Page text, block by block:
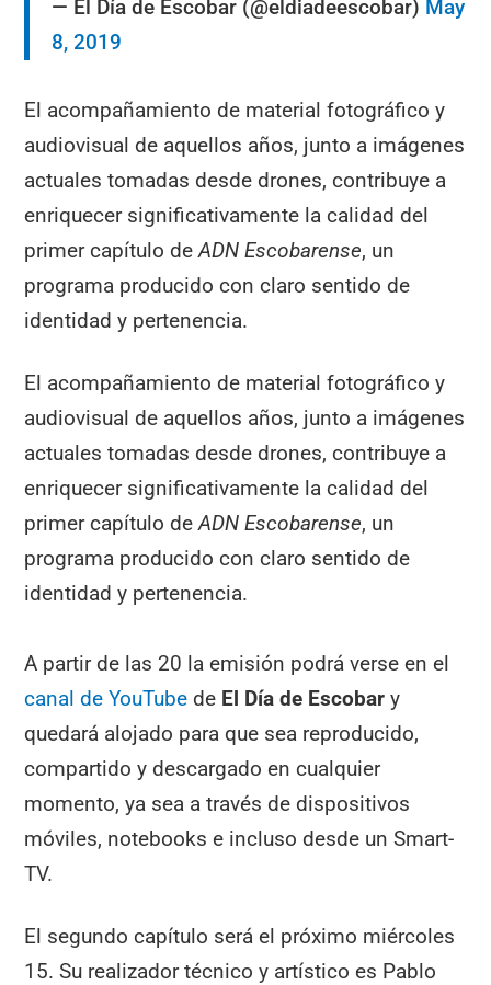
— El Día de Escobar (@eldiadeescobar) May
8, 2019
El acompañamiento de material fotográfico y
audiovisual de aquellos años, junto a imágenes
actuales tomadas desde drones, contribuye a
enriquecer significativamente la calidad del
primer capítulo deADN Escobarense, un
programa producido con claro sentido de
identidad y pertenencia.
El acompañamiento de material fotográfico y
audiovisual de aquellos años, junto a imágenes
actuales tomadas desde drones, contribuye a
enriquecer significativamente la calidad del
primer capítulo deADN Escobarense, un
programa producido con claro sentido de
identidad y pertenencia.
A partir de las 20 la emisión podrá verse en el
canal de YouTube de El Día de Escobary
quedará alojado para que sea reproducido,
compartido y descargado en cualquier
momento, ya sea a través de dispositivos
móviles, notebooks e incluso desde un Smart-
TV.
El segundo capítulo será el próximo miércoles
15. Su realizador técnico y artístico es Pablo